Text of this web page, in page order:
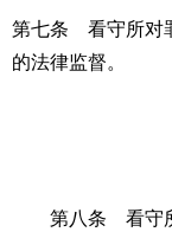
第七条 看守所对
的法律监督。
第八条 看守所